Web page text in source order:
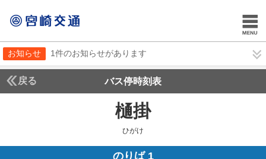
お知らせ 1件のお知らせがあります
戻る バス停時刻表
樋掛ひがけ
ひがけ
のりば 1